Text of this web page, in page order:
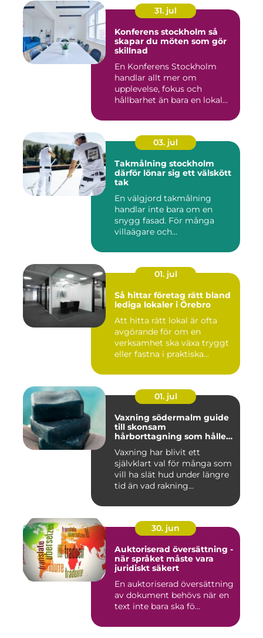
31. jul
Konferens stockholm så
skapar du möten som gör
skillnad
En Konferens Stockholm
handlar allt mer om
upplevelse, fokus och
hållbarhet än bara en lokal
03. jul
Takmålning stockholm
därför lönar sig ett välskött
tak
En välgjord takmålning
handlar inte bara om en
snygg fasad. För många
villaägare och
01. jul
Så hittar företag rätt bland
lediga lokaler i Örebro
Att hitta rätt lokal är ofta
avgörande för om en
verksamhet ska växa tryggt
eller fastna i praktiska...
01. jul
Vaxning södermalm guide
till skonsam
hårborttagning som håller
Vaxning har blivit ett
självklart val för många som
vill ha slät hud under längre
tid än vad rakning...
30. jun
Auktoriserad översättning -
när språket måste vara
juridiskt säkert
En auktoriserad översättning
av dokument behövs när en
text inte bara ska fö...